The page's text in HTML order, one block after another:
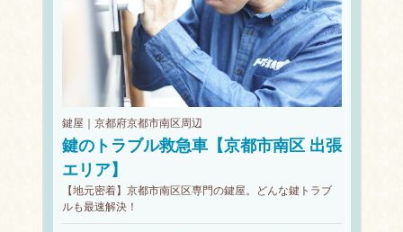
鍵屋｜京都府京都市南区周辺
鍵のトラブル救急車【京都市南区 出張
エリア】
【地元密着】京都市南区区専門の鍵屋。どんな鍵トラブ
ルも最速解決！